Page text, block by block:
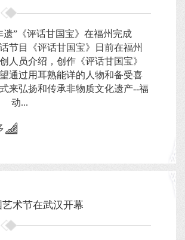
遗”《评话甘国宝》在福州完成
节目《评话甘国宝》日前在福州
人员介绍，创作《评话甘国宝》
通过用耳熟能详的人物和备受喜
来弘扬和传承非物质文化遗产--福
动...
术节在武汉开幕